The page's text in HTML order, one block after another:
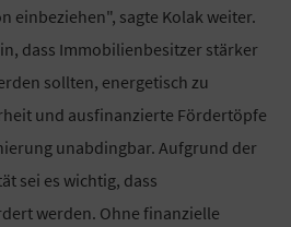
einbeziehen", sagte Kolak weiter.
dass Immobilienbesitzer stärker
sollten, energetisch zu
und ausfinanzierte Fördertöpfe
unabdingbar. Aufgrund der
sei es wichtig, dass
werden. Ohne finanzielle